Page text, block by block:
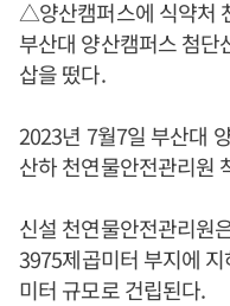
△양산캠퍼스에 식약처
부산대 양산캠퍼스 첨단
삽을 떴다.
2023년 7월7일 부산대
산하 천연물안전관리원
신설 천연물안전관리원
3975제곱미터 부지에
미터 규모로 건립된다.